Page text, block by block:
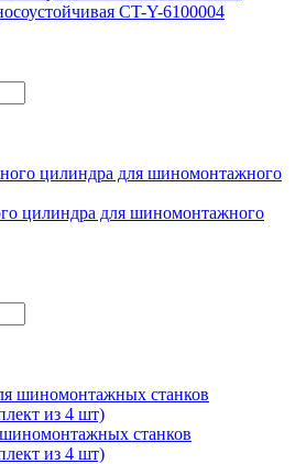
CT-Y-6100004
цилиндра для шиномонтажного
станков
из 4 шт)